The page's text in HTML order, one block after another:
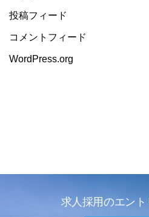
投稿フィード
コメントフィード
WordPress.org
求人採用のエン